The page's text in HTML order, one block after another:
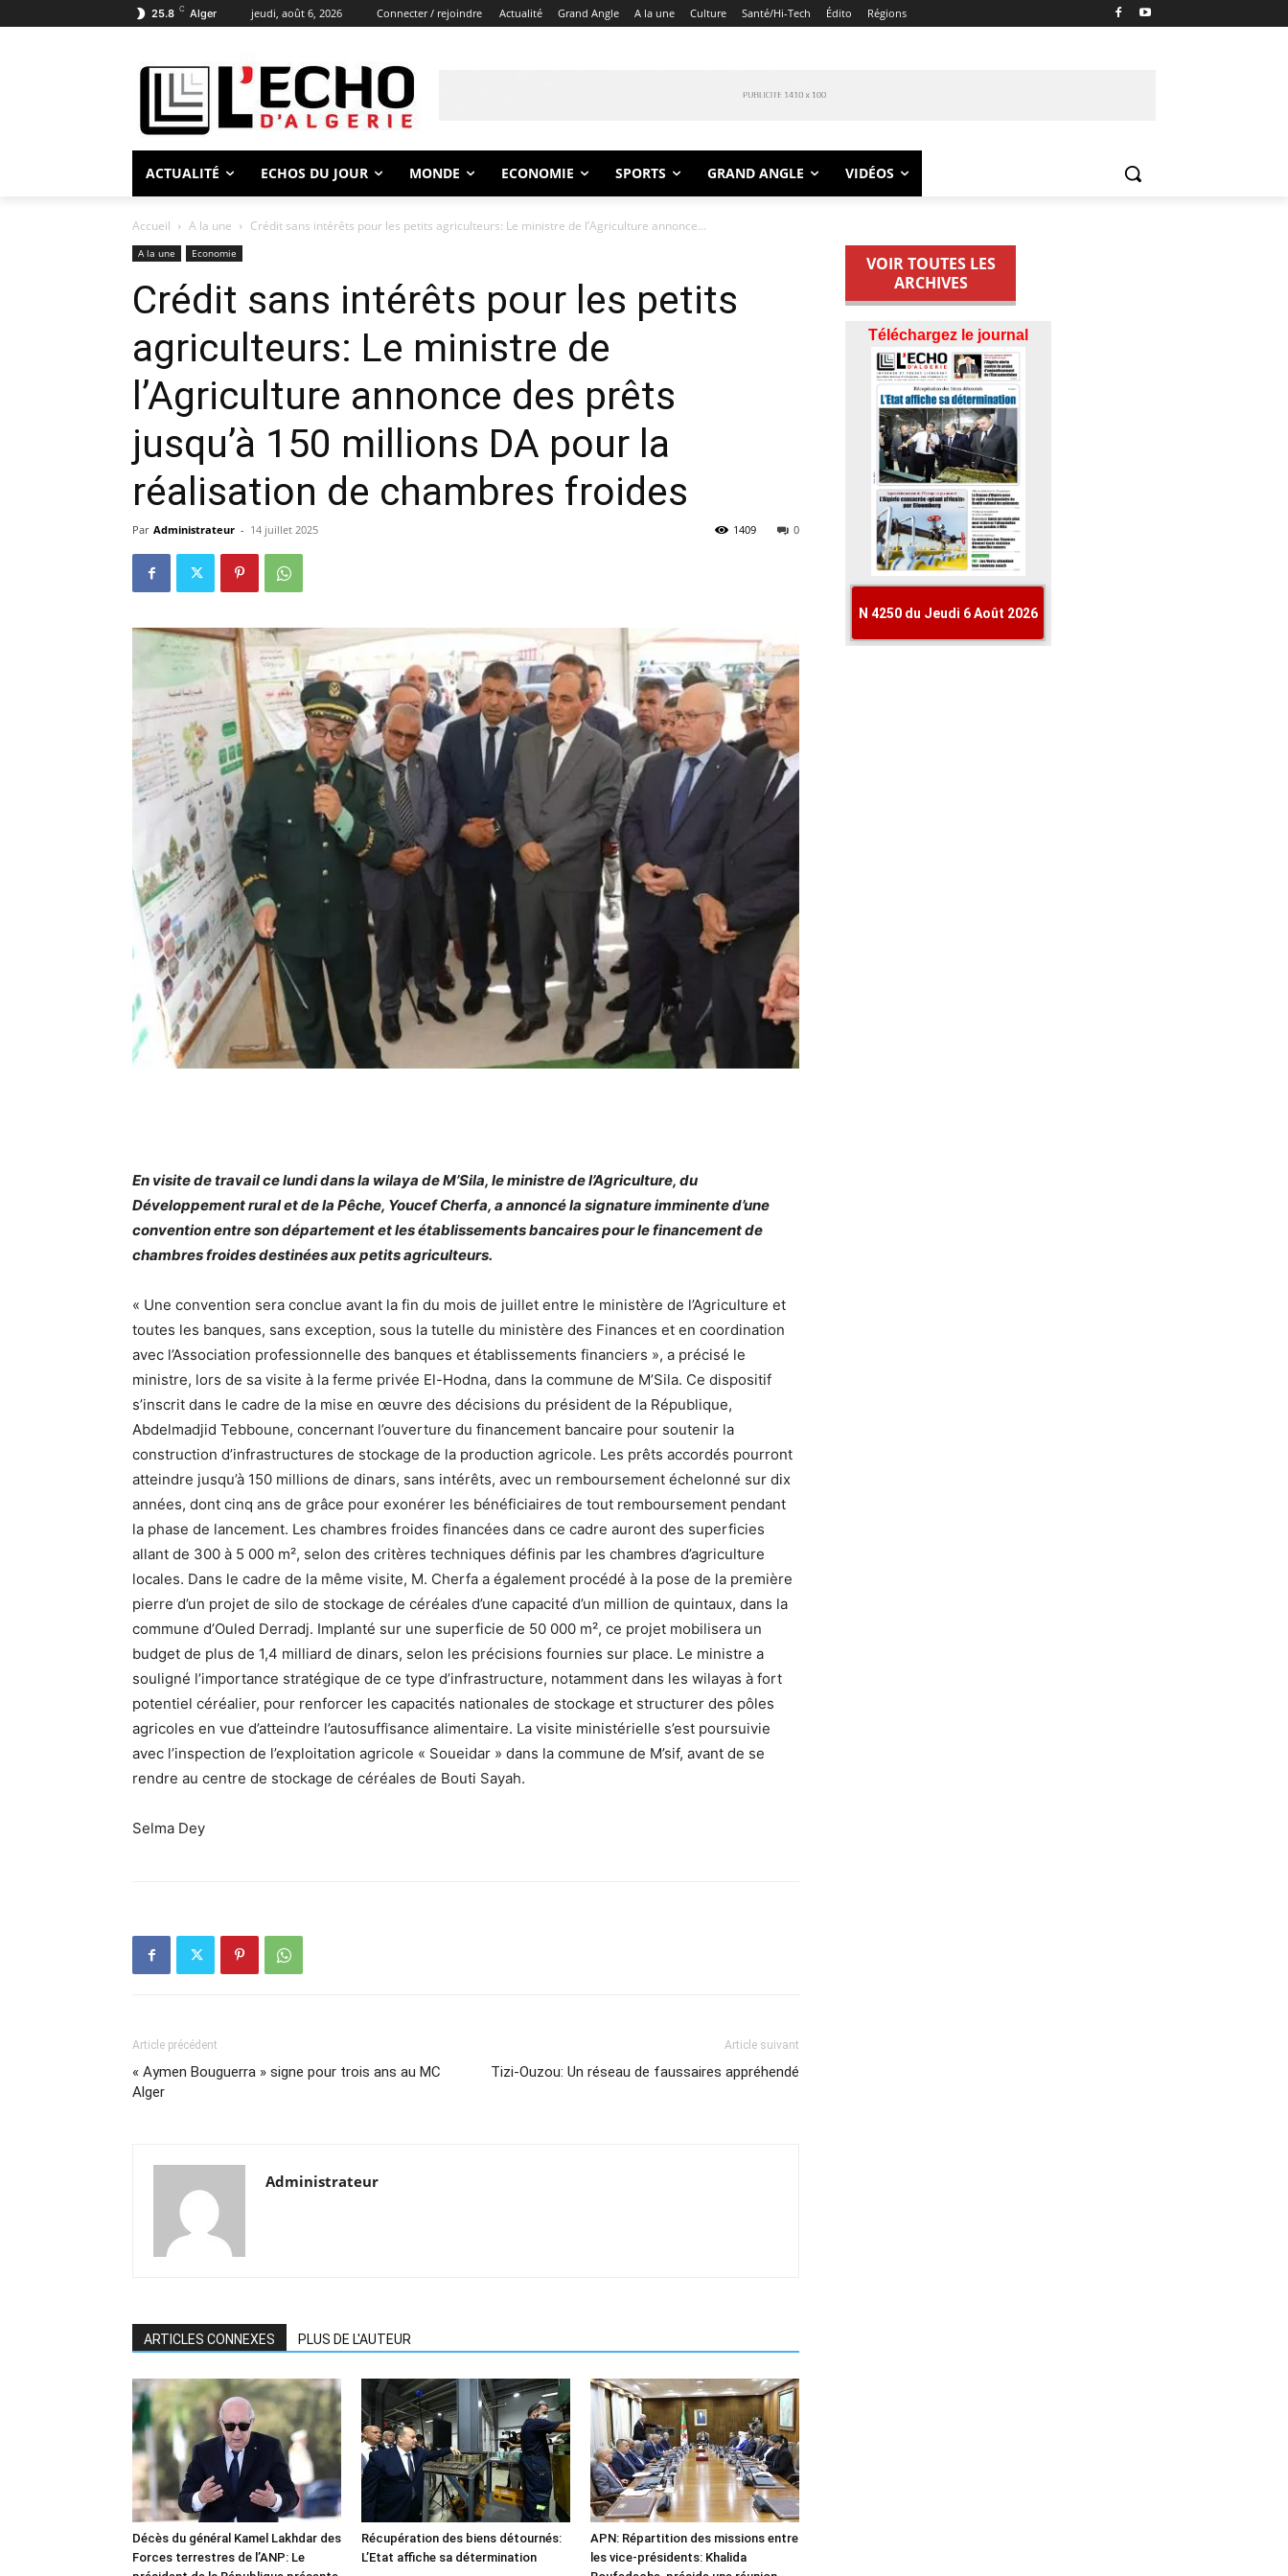
25.8 C Alger jeudi, août 6, 2026 Connecter / rejoindre Actualité Grand Angle A la une Culture Santé/Hi-Tech Édito Régions
ACTUALITÉ ECHOS DU JOUR MONDE ECONOMIE SPORTS GRAND ANGLE VIDÉOS
Accueil A la une Crédit sans intérêts pour les petits agriculteurs: Le ministre de l’Agriculture annonce...
A la une Economie
Crédit sans intérêts pour les petits
agriculteurs: Le ministre de
l’Agriculture annonce des prêts
jusqu’à 150 millions DA pour la
réalisation de chambres froides
Par Administrateur - 14 juillet 2025 0
1409
En visite de travail ce lundi dans la wilaya de M’Sila, le ministre de l’Agriculture, du
Développement rural et de la Pêche, Youcef Cherfa, a annoncé la signature imminente d’une
convention entre son département et les établissements bancaires pour le financement de
chambres froides destinées aux petits agriculteurs.
« Une convention sera conclue avant la fin du mois de juillet entre le ministère de l’Agriculture et
toutes les banques, sans exception, sous la tutelle du ministère des Finances et en coordination
avec l’Association professionnelle des banques et établissements financiers », a précisé le
ministre, lors de sa visite à la ferme privée El-Hodna, dans la commune de M’Sila. Ce dispositif
s’inscrit dans le cadre de la mise en œuvre des décisions du président de la République,
Abdelmadjid Tebboune, concernant l’ouverture du financement bancaire pour soutenir la
construction d’infrastructures de stockage de la production agricole. Les prêts accordés pourront
atteindre jusqu’à 150 millions de dinars, sans intérêts, avec un remboursement échelonné sur dix
années, dont cinq ans de grâce pour exonérer les bénéficiaires de tout remboursement pendant
la phase de lancement. Les chambres froides financées dans ce cadre auront des superficies
allant de 300 à 5 000 m², selon des critères techniques définis par les chambres d’agriculture
locales. Dans le cadre de la même visite, M. Cherfa a également procédé à la pose de la première
pierre d’un projet de silo de stockage de céréales d’une capacité d’un million de quintaux, dans la
commune d’Ouled Derradj. Implanté sur une superficie de 50 000 m², ce projet mobilisera un
budget de plus de 1,4 milliard de dinars, selon les précisions fournies sur place. Le ministre a
souligné l’importance stratégique de ce type d’infrastructure, notamment dans les wilayas à fort
potentiel céréalier, pour renforcer les capacités nationales de stockage et structurer des pôles
agricoles en vue d’atteindre l’autosuffisance alimentaire. La visite ministérielle s’est poursuivie
avec l’inspection de l’exploitation agricole « Soueidar » dans la commune de M’sif, avant de se
rendre au centre de stockage de céréales de Bouti Sayah.
Selma Dey
Article précédent
« Aymen Bouguerra » signe pour trois ans au MC
Alger
Article suivant
Tizi-Ouzou: Un réseau de faussaires appréhendé
Administrateur
ARTICLES CONNEXES PLUS DE L'AUTEUR
Décès du général Kamel Lakhdar des
Forces terrestres de l’ANP: Le
Récupération des biens détournés:
L’Etat affiche sa détermination
APN: Répartition des missions entre
les vice-présidents: Khalida
VOIR TOUTES LES
ARCHIVES